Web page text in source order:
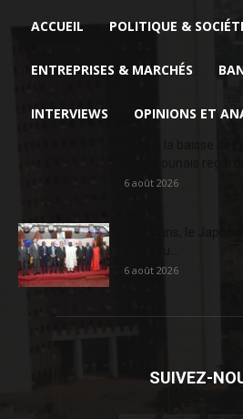
ACCUEIL POLITIQUE &
ENTREPRISES & MARCHÉS
INTERVIEWS OPINIONS ET
6 août 2026
6 août 2026
SUIVEZ-